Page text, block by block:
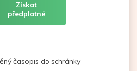
Získat
předplatné
časopis do schránky